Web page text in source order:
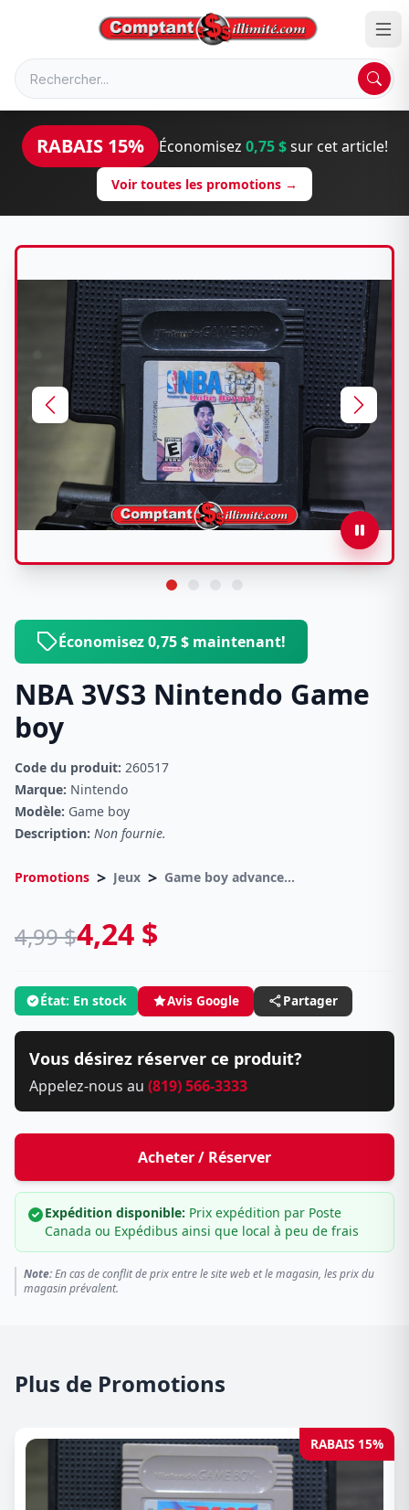
RABAIS 15% Économisez 0,75 $sur cet article!
Voir toutes les promotions →
Économisez 0,75 $ maintenant!
NBA 3VS3 Nintendo Game
boy
Code du produit: 260517
Marque: Nintendo
Modèle: Game boy
Description: Non fournie.
Promotions > Jeux > Game boy advance / Game boy
4,99 $4,24 $
État: En stock Avis Google Partager
Vous désirez réserver ce produit?
Appelez-nous au (819) 566-3333
Acheter / Réserver
Expédition disponible: Prix expédition par Poste
Canada ou Expédibus ainsi que local à peu de frais
Note:En cas de conflit de prix entre le site web et le magasin, les prix du
magasin prévalent.
Plus de Promotions
RABAIS 15%